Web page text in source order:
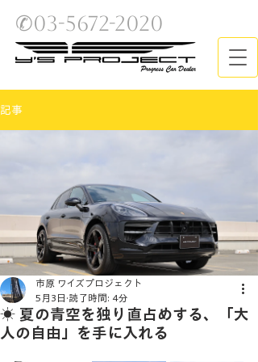
✆03-5672-2020 ​
記事
☀️ 夏の青空を独り直占めする、「大
人の自由」を手に入れる
市原 ワイズプロジェクト
5月3日 読了時間: 4分